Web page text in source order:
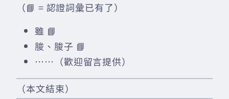
（📘 = 認證詞彙已有了）
雖 📘
脧、脧子 📘
……（歡迎留言提供）
（本文結束）